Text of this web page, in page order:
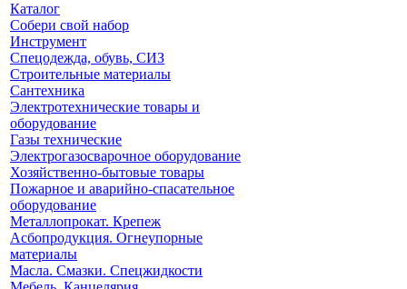
Каталог
Собери свой набор
Инструмент
Спецодежда, обувь, СИЗ
Строительные материалы
Сантехника
Электротехнические товары и
оборудование
Газы технические
Электрогазосварочное оборудование
Хозяйственно-бытовые товары
Пожарное и аварийно-спасательное
оборудование
Металлопрокат. Крепеж
Асбопродукция. Огнеупорные
материалы
Масла. Смазки. Спецжидкости